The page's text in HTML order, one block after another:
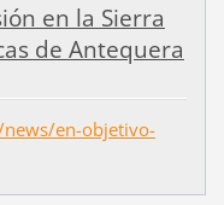
en la Sierra
de Antequera
en-objetivo-